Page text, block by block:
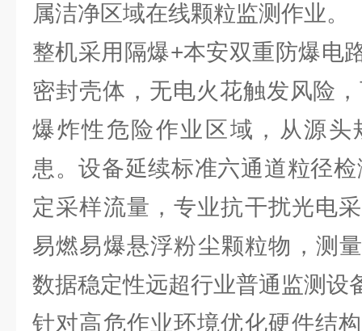
属洁净区域在线颗粒监测作业。
整机采用隔爆+本安双重防爆电
密封壳体，无电火花触发风险
爆炸性危险作业区域，从源头
患。设备延续标准六通道粒径
定采样流量，专业抗干扰光电
易燃易爆悬浮粉尘颗粒物，测
数据稳定性远超行业普通监测设
针对高危作业环境优化硬件结